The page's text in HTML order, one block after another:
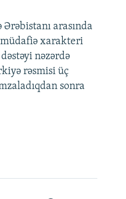
arasında
xarakteri
dəstəyi nəzərdə
rəsmisi üç
sonra